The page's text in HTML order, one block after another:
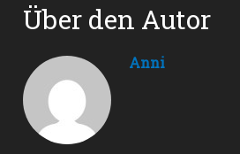
Über den Autor
Anni